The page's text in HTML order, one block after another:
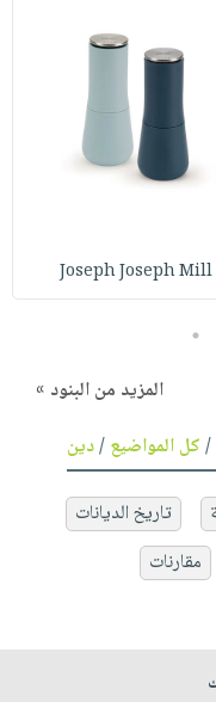
Joseph Joseph Mill
5
المزيد من البنود »
/كل المواضيع/دين
تاريخ الديانات
مقارنات